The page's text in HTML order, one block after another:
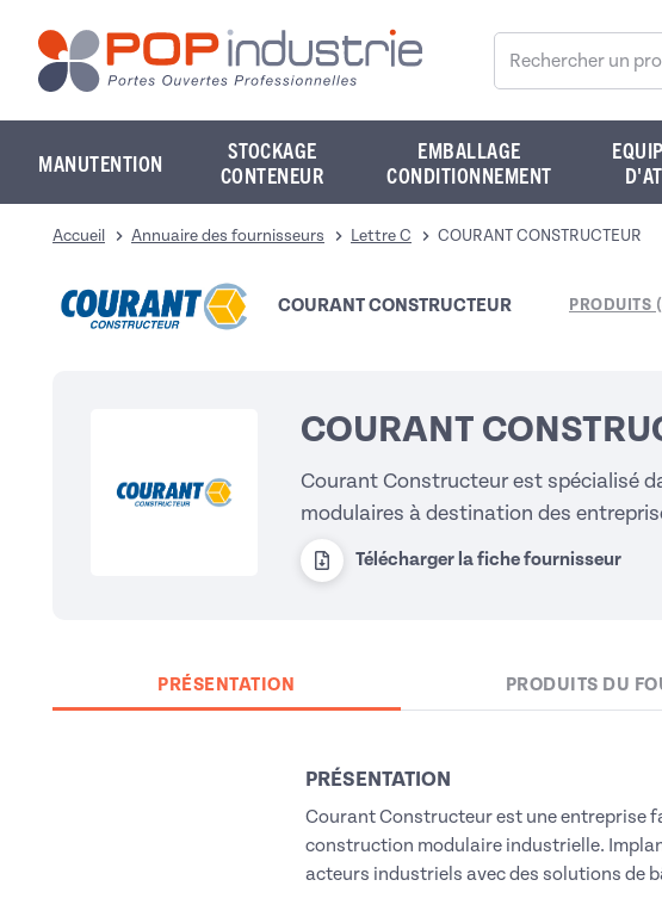
MANUTENTION
STOCKAGE
CONTENEUR
EMBALLAGE
CONDITIONNEMENT
Accueil Annuaire des fournisseurs Lettre C COURANT CONSTRUCTEUR
COURANT CONSTRUCTEUR PRODUITS
COURANT
Courant Constructeur est spécialisé
modulaires à destination des
Télécharger la fiche fournisseur
PRÉSENTATION PRODUITS DU
PRÉSENTATION
Courant Constructeur est une entreprise
construction modulaire industrielle.
acteurs industriels avec des solutions de